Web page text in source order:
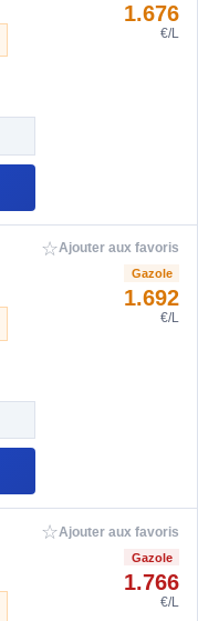
1.676
€/L
☆Ajouter aux favoris
Gazole
1.692
€/L
☆Ajouter aux favoris
Gazole
1.766
€/L